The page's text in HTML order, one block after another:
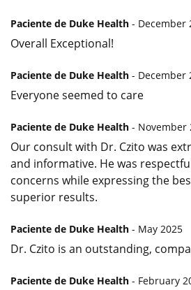
Paciente de Duke Health - December
Overall Exceptional!
Paciente de Duke Health - December
Everyone seemed to care
Paciente de Duke Health - November
Our consult with Dr. Czito was
and informative. He was
concerns while expressing the
superior results.
Paciente de Duke Health - May 2025
Dr. Czito is an outstanding,
Paciente de Duke Health - February